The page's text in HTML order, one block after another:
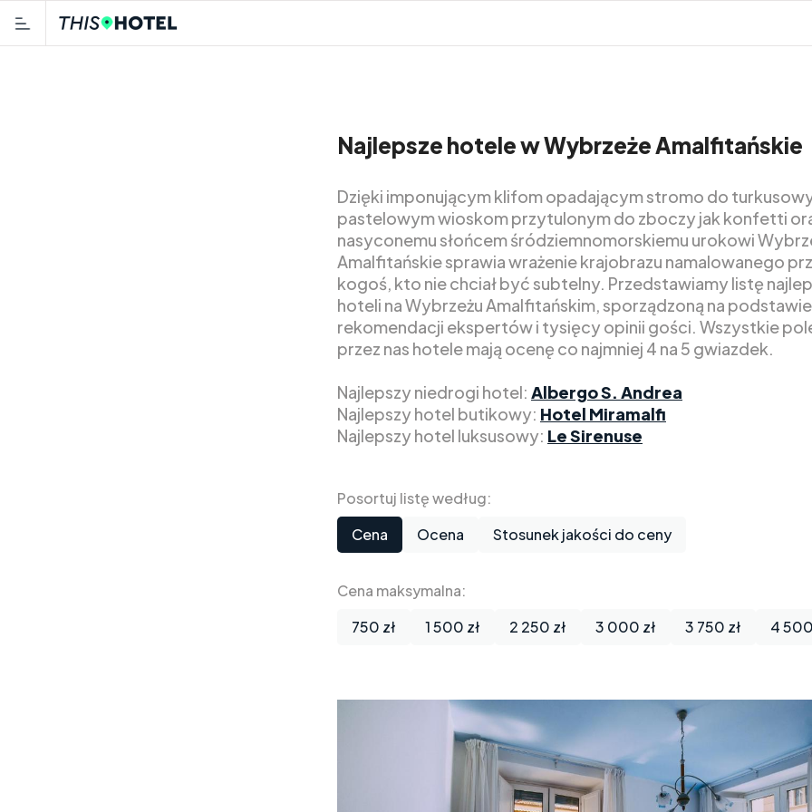
Najlepsze hotele w Wybrzeże Amalfitańskie
Dzięki imponującym klifom opadającym stromo do
pastelowym wioskom przytulonym do zboczy jak konfetti
nasyconemu słońcem śródziemnomorskiemu urokowi
Amalfitańskie sprawia wrażenie krajobrazu namalowanego
kogoś, kto nie chciał być subtelny. Przedstawiamy listę
hoteli na Wybrzeżu Amalfitańskim, sporządzoną na podstawie
rekomendacji ekspertów i tysięcy opinii gości. Wszystkie
przez nas hotele mają ocenę co najmniej 4 na 5 gwiazdek.
Najlepszy niedrogi hotel: Albergo S. Andrea
Najlepszy hotel butikowy: Hotel Miramalfi
Najlepszy hotel luksusowy: Le Sirenuse
Posortuj listę według:
Cena
Ocena Stosunek jakości do ceny
Cena maksymalna:
750 zł
1 500 zł 2 250 zł 3 000 zł 3 750 zł 4